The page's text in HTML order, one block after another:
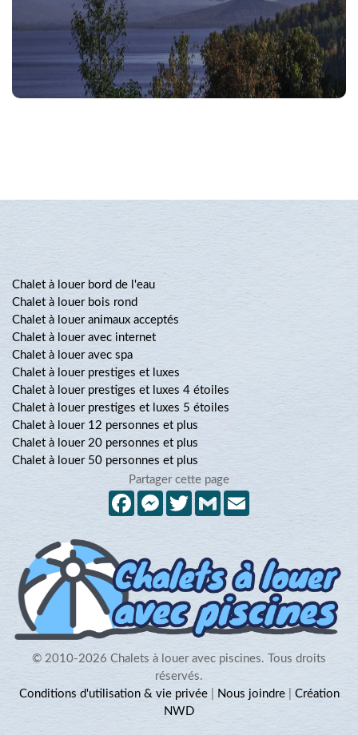
Chalet à louer bord de l'eau
Chalet à louer bois rond
Chalet à louer animaux acceptés
Chalet à louer avec internet
Chalet à louer avec spa
Chalet à louer prestiges et luxes
Chalet à louer prestiges et luxes 4 étoiles
Chalet à louer prestiges et luxes 5 étoiles
Chalet à louer 12 personnes et plus
Chalet à louer 20 personnes et plus
Chalet à louer 50 personnes et plus
Partager cette page
FacebookMessenger
TwitterGmail
© 2010-2026 Chalets à louer avec piscines. Tous droits
réservés.
Conditions d'utilisation & vie privée| Nous joindre| Création
NWD